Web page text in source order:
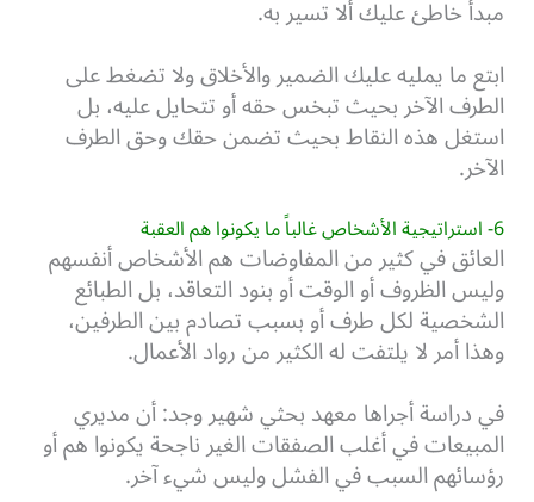
مبدأ خاطئ عليك ألا تسير به.
ابتع ما يمليه عليك الضمير والأخلاق ولا تضغط على
الطرف الآخر بحيث تبخس حقه أو تتحايل عليه، بل
استغل هذه النقاط بحيث تضمن حقك وحق الطرف
الآخر.
6- استراتيجية الأشخاص غالباً ما يكونوا هم العقبة
العائق في كثير من المفاوضات هم الأشخاص أنفسهم
وليس الظروف أو الوقت أو بنود التعاقد، بل الطبائع
الشخصية لكل طرف أو بسبب تصادم بين الطرفين،
وهذا أمر لا يلتفت له الكثير من رواد الأعمال.
في دراسة أجراها معهد بحثي شهير وجد: أن مديري
المبيعات في أغلب الصفقات الغير ناجحة يكونوا هم أو
رؤسائهم السبب في الفشل وليس شيء آخر.